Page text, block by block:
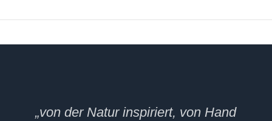
„von der Natur inspiriert, von Hand